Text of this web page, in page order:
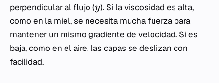
perpendicular al flujo (y). Si la viscosidad es alta,
como en la miel, se necesita mucha fuerza para
mantener un mismo gradiente de velocidad. Si es
baja, como en el aire, las capas se deslizan con
facilidad.